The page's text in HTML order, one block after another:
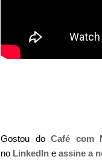
Gostou doCafé com
no LinkedIn e assine a